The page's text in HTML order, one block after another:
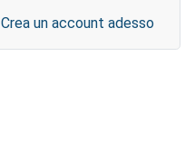
un account adesso